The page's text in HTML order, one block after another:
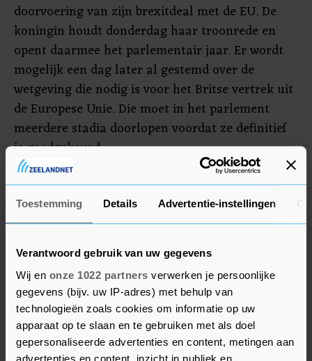
Toestemming Details Advertentie-instellingen
Verantwoord gebruik van uw gegevens
Wij en onze 1022 partners verwerken je persoonlijke
gegevens (bijv. uw IP-adres) met behulp van
technologieën zoals cookies om informatie op uw
apparaat op te slaan en te gebruiken met als doel
gepersonaliseerde advertenties en content, metingen aan
advertenties en content, inzicht in publiek en
doorvoering van zijn brexitdeal met de EU. De
koningin houdt donderdag haar troonrede en
opent daarmee het parlementair jaar. Er wordt
mogelijk een dag later al gestemd over de
wetgeving die nodig is voor het Britse vertrek uit
de Europese Unie. Die moet in het parlement
meerdere stadia doorlopen voordat ze definitief
is goedgekeurd.
Johnson wil dat zijn land eind volgende maand
de EU verlaat. Dat betekent dat hij nog enkele
weken de tijd heeft om de benodigde wetgeving
parlement. Dat gaat naar verwachting ook nog
met kerstreces.